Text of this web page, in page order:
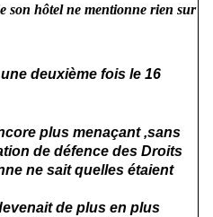
son hôtel ne mentionne rien sur
deuxième fois le 16
plus menaçant ,sans
de défence des Droits
ne sait quelles étaient
de plus en plus